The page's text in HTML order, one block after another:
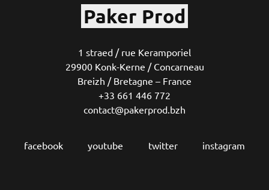
Paker Prod
1 straed / rue Keramporiel
29900 Konk-Kerne / Concarneau
Breizh / Bretagne – France
+33 661 446 772
contact@pakerprod.bzh
facebook youtube twitter instagram